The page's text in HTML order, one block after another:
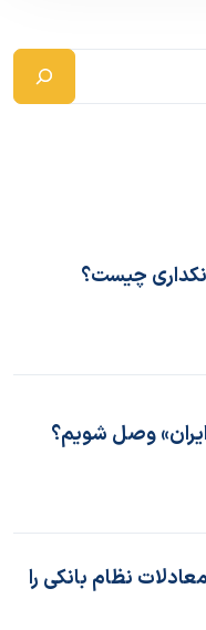
چیست؟
وصل شویم؟
نظام بانکی را